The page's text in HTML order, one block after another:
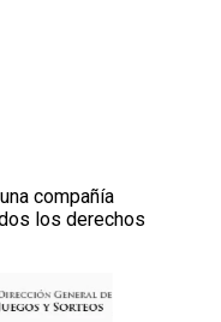
compañía
los derechos